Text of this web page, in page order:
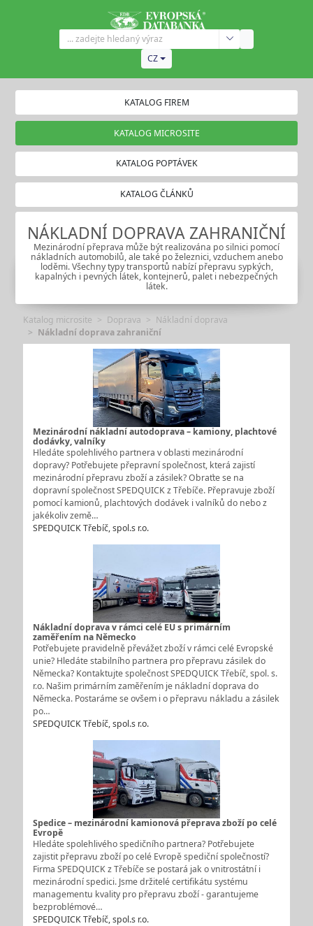
CZ
KATALOG FIREM
KATALOG MICROSITE
KATALOG POPTÁVEK
KATALOG ČLÁNKŮ
NÁKLADNÍ DOPRAVA ZAHRANIČNÍ
Mezinárodní přeprava může být realizována po silnici pomocí
nákladních automobilů, ale také po železnici, vzduchem anebo
loděmi. Všechny typy transportů nabízí přepravu sypkých,
kapalných i pevných látek, kontejnerů, palet i nebezpečných
látek.
Katalog microsite Doprava
Nákladní doprava
Nákladní doprava zahraniční
Mezinárodní nákladní autodoprava – kamiony, plachtové
dodávky, valníky
Hledáte spolehlivého partnera v oblasti mezinárodní
dopravy? Potřebujete přepravní společnost, která zajistí
mezinárodní přepravu zboží a zásilek? Obraťte se na
dopravní společnost SPEDQUICK z Třebíče. Přepravuje zboží
pomocí kamionů, plachtových dodávek i valníků do nebo z
jakékoliv země…
SPEDQUICK Třebíč, spol.s r.o.
Nákladní doprava v rámci celé EU s primárním
zaměřením na Německo
Potřebujete pravidelně převážet zboží v rámci celé Evropské
unie? Hledáte stabilního partnera pro přepravu zásilek do
Německa? Kontaktujte společnost SPEDQUICK Třebíč, spol. s.
r.o. Našim primárním zaměřením je nákladní doprava do
Německa. Postaráme se ovšem i o přepravu nákladu a zásilek
po…
SPEDQUICK Třebíč, spol.s r.o.
Spedice – mezinárodní kamionová přeprava zboží po celé
Evropě
Hledáte spolehlivého spedičního partnera? Potřebujete
zajistit přepravu zboží po celé Evropě spediční společností?
Firma SPEDQUICK z Třebíče se postará jak o vnitrostátní i
mezinárodní spedici. Jsme držitelé certifikátu systému
managementu kvality pro přepravu zboží - garantujeme
bezproblémové…
SPEDQUICK Třebíč, spol.s r.o.